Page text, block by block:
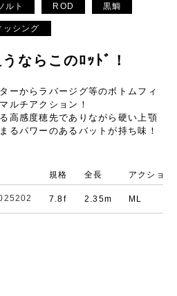
ルト ROD 黒鯛
ッシング
ならこのﾛｯﾄﾞ！
ーからラバージグ等のボトムフィ
ルチアクション！
高感度穂先でありながら硬い上顎
るパワーのあるバットが持ち味！
規格 全長 アクション
7.8f 2.35m ML